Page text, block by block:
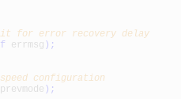
for error recovery delay
errmsg ) ;
configuration
prevmode ) ;